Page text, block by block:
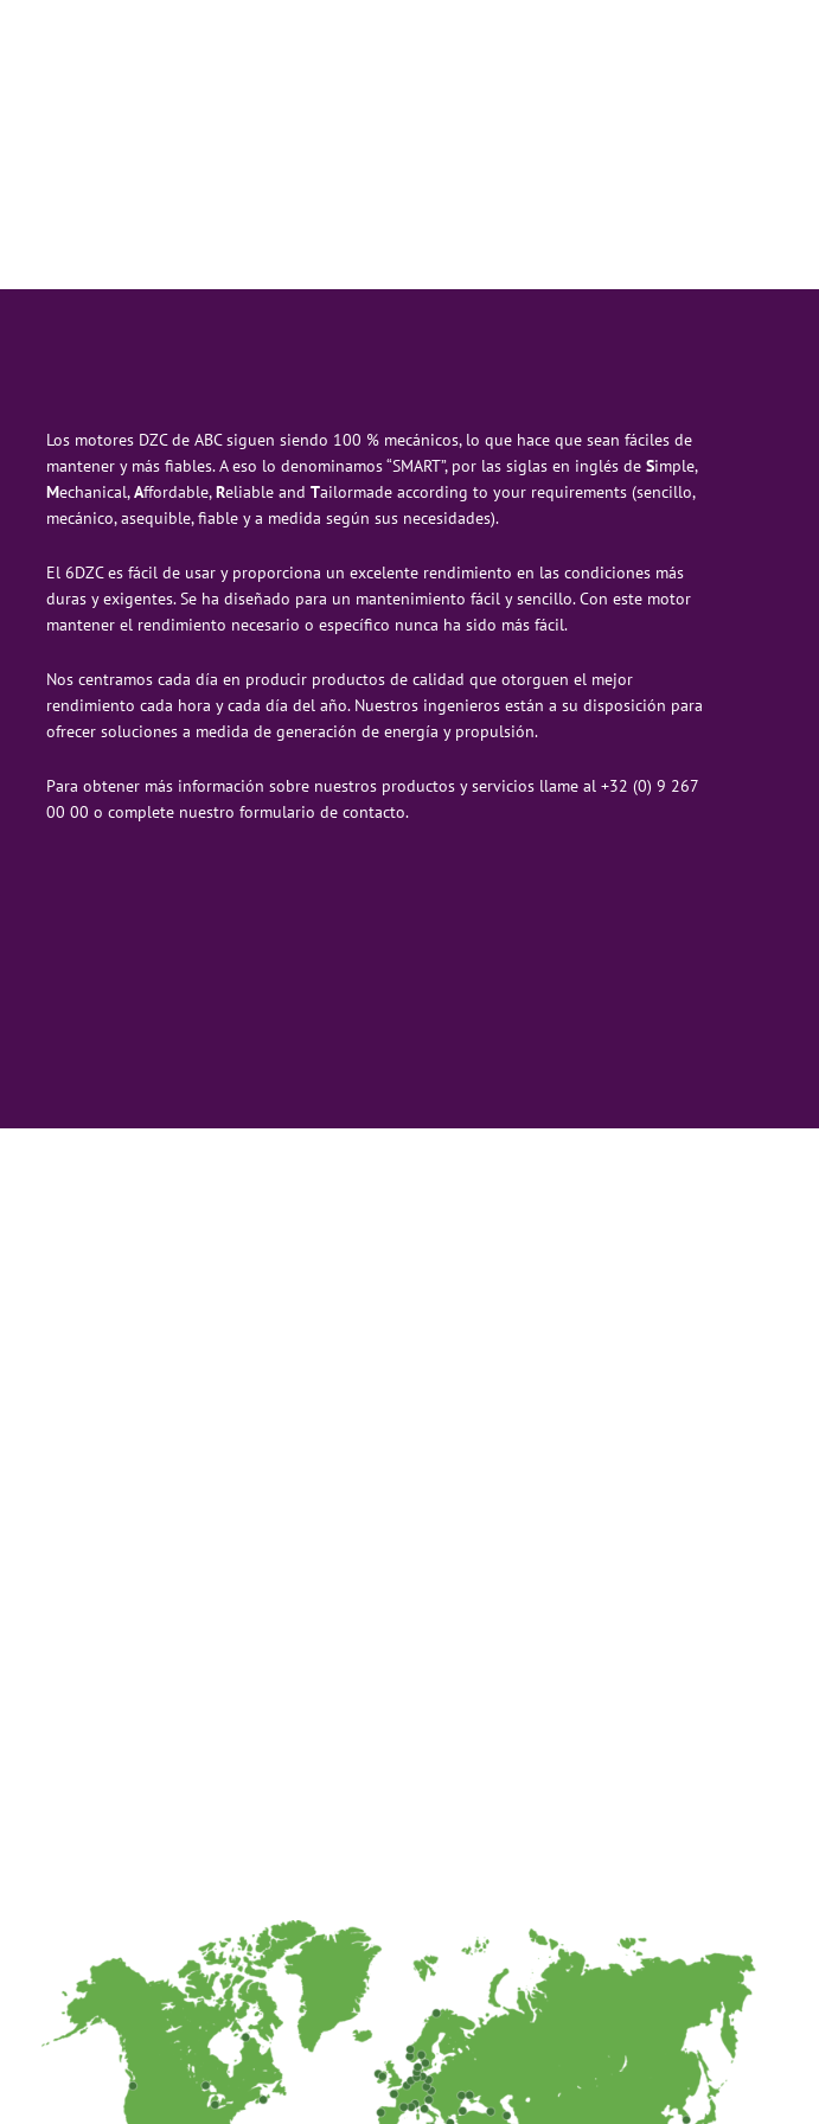
Los motores DZC de ABC siguen siendo 100 % mecánicos, lo que hace que sean fáciles de
mantener y más fiables. A eso lo denominamos “SMART”, por las siglas en inglés de Simple,
Mechanical,Affordable,Reliable and Tailormade according to your requirements (sencillo,
mecánico, asequible, fiable y a medida según sus necesidades).
El 6DZC es fácil de usar y proporciona un excelente rendimiento en las condiciones más
duras y exigentes. Se ha diseñado para un mantenimiento fácil y sencillo. Con este motor
mantener el rendimiento necesario o específico nunca ha sido más fácil.
Nos centramos cada día en producir productos de calidad que otorguen el mejor
rendimiento cada hora y cada día del año. Nuestros ingenieros están a su disposición para
ofrecer soluciones a medida de generación de energía y propulsión.
Para obtener más información sobre nuestros productos y servicios llame al +32 (0) 9 267
00 00 o complete nuestro formulario de contacto.